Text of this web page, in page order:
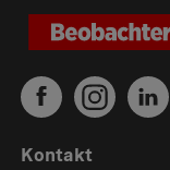
Kontakt